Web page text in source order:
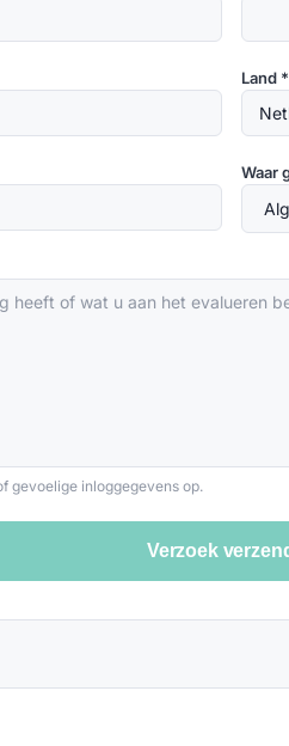
Land *
Waar
gevoelige inloggegevens op.
Verzoek